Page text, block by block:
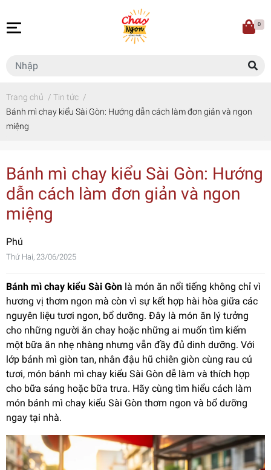
0
Trang chủ / Tin tức /
Bánh mì chay kiểu Sài Gòn: Hướng dẫn cách làm đơn giản và ngon
miệng
Bánh mì chay kiểu Sài Gòn: Hướng
dẫn cách làm đơn giản và ngon
miệng
Phú
Thứ Hai, 23/06/2025
Bánh mì chay kiểu Sài Gòn là món ăn nổi tiếng không chỉ vì
hương vị thơm ngon mà còn vì sự kết hợp hài hòa giữa các
nguyên liệu tươi ngon, bổ dưỡng. Đây là món ăn lý tưởng
cho những người ăn chay hoặc những ai muốn tìm kiếm
một bữa ăn nhẹ nhàng nhưng vẫn đầy đủ dinh dưỡng. Với
lớp bánh mì giòn tan, nhân đậu hũ chiên giòn cùng rau củ
tươi, món bánh mì chay kiểu Sài Gòn dễ làm và thích hợp
cho bữa sáng hoặc bữa trưa. Hãy cùng tìm hiểu cách làm
món bánh mì chay kiểu Sài Gòn thơm ngon và bổ dưỡng
ngay tại nhà.